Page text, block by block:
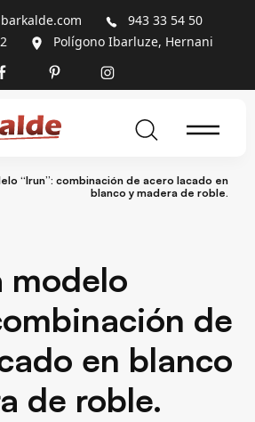
943 33 54 50
Polígono Ibarluze, Hernani
“Irun”: combinación de acero lacado en
blanco y madera de roble.
modelo
de
en blanco
de roble.